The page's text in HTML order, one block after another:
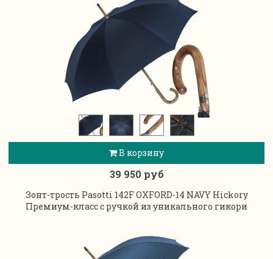
В корзину
39 950 руб
Зонт-трость Pasotti 142F OXFORD-14 NAVY Hickory
Премиум-класс с ручкой из уникального гикори